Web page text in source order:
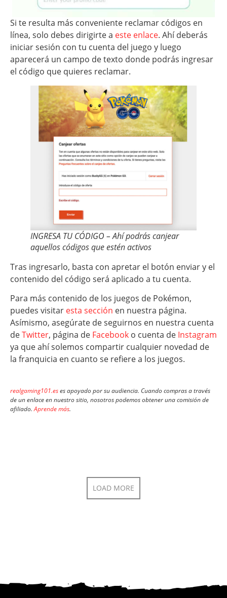
Si te resulta más conveniente reclamar códigos en
línea, solo debes dirigirte a este enlace. Ahí deberás
iniciar sesión con tu cuenta del juego y luego
aparecerá un campo de texto donde podrás ingresar
el código que quieres reclamar.
INGRESA TU CÓDIGO – Ahí podrás canjear
aquellos códigos que estén activos
Tras ingresarlo, basta con apretar el botón enviar y el
contenido del código será aplicado a tu cuenta.
Para más contenido de los juegos de Pokémon,
puedes visitar esta sección en nuestra página.
Asímismo, asegúrate de seguirnos en nuestra cuenta
deTwitter, página de Facebook o cuenta de Instagram
ya que ahí solemos compartir cualquier novedad de
la franquicia en cuanto se refiere a los juegos.
realgaming101.eses apoyado por su audiencia. Cuando compras a través
de un enlace en nuestro sitio, nosotros podemos obtener una comisión de
afiliado.Aprende más.
LOAD MORE